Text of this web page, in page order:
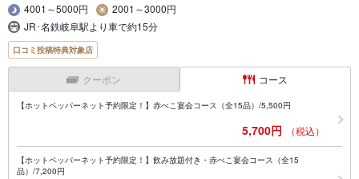
4001～5000円
2001～3000円
JR･名鉄岐阜駅より車で約15分
口コミ投稿特典対象店
クーポン コース
【ホットペッパーネット予約限定！】赤べこ宴会コース（全15品）/5,500円
5,700円 （税込）
【ホットペッパーネット予約限定！】飲み放題付き・赤べこ宴会コース（全15
品）/7,200円